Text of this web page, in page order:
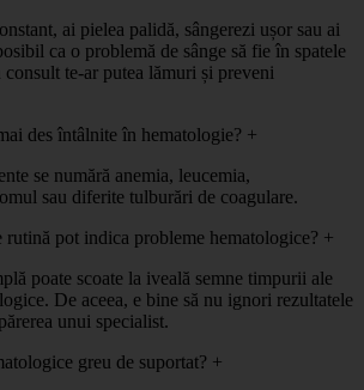
ai pielea palidă, sângerezi ușor sau ai
ca o problemă de sânge să fie în spatele
te-ar putea lămuri și preveni
des întâlnite în hematologie? +
se numără anemia, leucemia,
sau diferite tulburări de coagulare.
rutină pot indica probleme hematologice? +
poate scoate la iveală semne timpurii ale
De aceea, e bine să nu ignori rezultatele
unui specialist.
greu de suportat? +